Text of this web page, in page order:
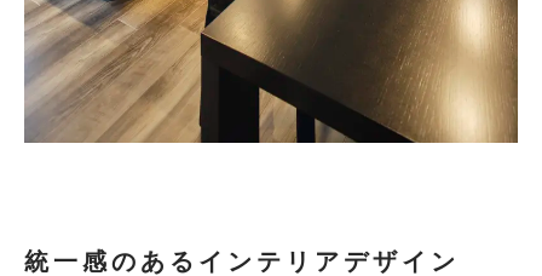
統一感のあるインテリアデザイン